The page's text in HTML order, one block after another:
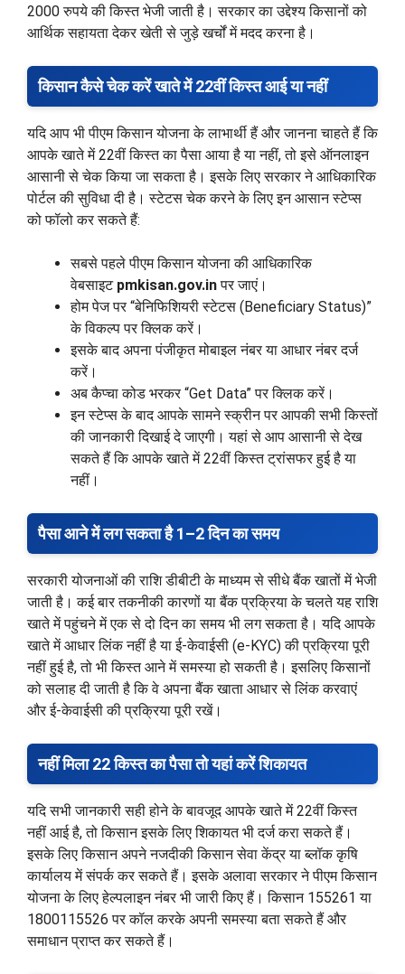
2000 रुपये की किस्त भेजी जाती है। सरकार का उद्देश्य किसानों को
आर्थिक सहायता देकर खेती से जुड़े खर्चों में मदद करना है।
किसान कैसे चेक करें खाते में 22वीं किस्त आई या नहीं
यदि आप भी पीएम किसान योजना के लाभार्थी हैं और जानना चाहते हैं कि
आपके खाते में 22वीं किस्त का पैसा आया है या नहीं, तो इसे ऑनलाइन
आसानी से चेक किया जा सकता है। इसके लिए सरकार ने आधिकारिक
पोर्टल की सुविधा दी है। स्टेटस चेक करने के लिए इन आसान स्टेप्स
को फॉलो कर सकते हैं:
सबसे पहले पीएम किसान योजना की आधिकारिक
वेबसाइट pmkisan.gov.inपर जाएं।
होम पेज पर “बेनिफिशियरी स्टेटस (Beneficiary Status)”
के विकल्प पर क्लिक करें।
इसके बाद अपना पंजीकृत मोबाइल नंबर या आधार नंबर दर्ज
करें।
अब कैप्चा कोड भरकर “Get Data” पर क्लिक करें।
इन स्टेप्स के बाद आपके सामने स्क्रीन पर आपकी सभी किस्तों
की जानकारी दिखाई दे जाएगी। यहां से आप आसानी से देख
सकते हैं कि आपके खाते में 22वीं किस्त ट्रांसफर हुई है या
नहीं।
पैसा आने में लग सकता है 1–2 दिन का समय
सरकारी योजनाओं की राशि डीबीटी के माध्यम से सीधे बैंक खातों में भेजी
जाती है। कई बार तकनीकी कारणों या बैंक प्रक्रिया के चलते यह राशि
खाते में पहुंचने में एक से दो दिन का समय भी लग सकता है। यदि आपके
खाते में आधार लिंक नहीं है या ई-केवाईसी (e-KYC) की प्रक्रिया पूरी
नहीं हुई है, तो भी किस्त आने में समस्या हो सकती है। इसलिए किसानों
को सलाह दी जाती है कि वे अपना बैंक खाता आधार से लिंक करवाएं
और ई-केवाईसी की प्रक्रिया पूरी रखें।
नहीं मिला 22 किस्त का पैसा तो यहां करें शिकायत
यदि सभी जानकारी सही होने के बावजूद आपके खाते में 22वीं किस्त
नहीं आई है, तो किसान इसके लिए शिकायत भी दर्ज करा सकते हैं।
इसके लिए किसान अपने नजदीकी किसान सेवा केंद्र या ब्लॉक कृषि
कार्यालय में संपर्क कर सकते हैं। इसके अलावा सरकार ने पीएम किसान
योजना के लिए हेल्पलाइन नंबर भी जारी किए हैं। किसान 155261 या
1800115526 पर कॉल करके अपनी समस्या बता सकते हैं और
समाधान प्राप्त कर सकते हैं।